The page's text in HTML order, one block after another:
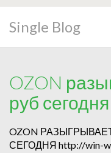
Single Blog
OZON
руб сегодня
OZON
СЕГОДНЯ http://win-